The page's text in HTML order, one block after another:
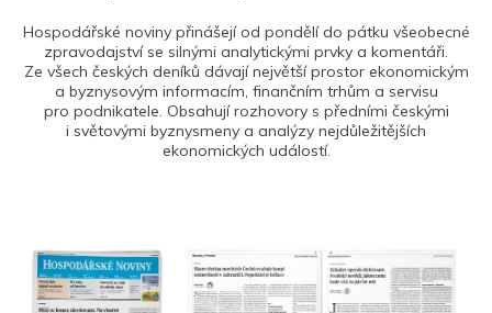
Hospodářské noviny přinášejí od pondělí do pátku všeobecné
zpravodajství se silnými analytickými prvky a komentáři.
Ze všech českých deníků dávají největší prostor ekonomickým
a byznysovým informacím, finančním trhům a servisu
pro podnikatele. Obsahují rozhovory s předními českými
i světovými byznysmeny a analýzy nejdůležitějších
ekonomických událostí.